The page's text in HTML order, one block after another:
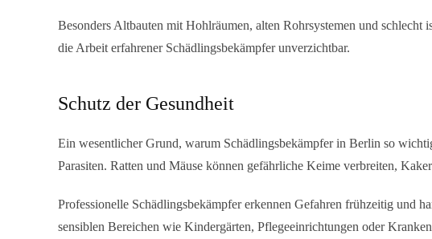
Besonders Altbauten mit Hohlräumen, alten Rohrsystemen und
die Arbeit erfahrener Schädlingsbekämpfer unverzichtbar.
Schutz der Gesundheit
Ein wesentlicher Grund, warum Schädlingsbekämpfer in Berlin so
Parasiten. Ratten und Mäuse können gefährliche Keime verbreiten,
Professionelle Schädlingsbekämpfer erkennen Gefahren frühzeitig und
sensiblen Bereichen wie Kindergärten, Pflegeeinrichtungen oder